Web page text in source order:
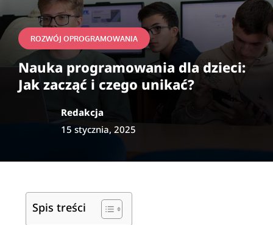
ROZWÓJ OPROGRAMOWANIA
Nauka programowania dla dzieci:
Jak zacząć i czego unikać?
Redakcja
15 stycznia, 2025
Spis treści